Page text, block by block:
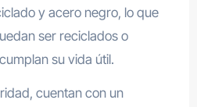
y acero negro, lo que
ser reciclados o
su vida útil.
cuentan con un